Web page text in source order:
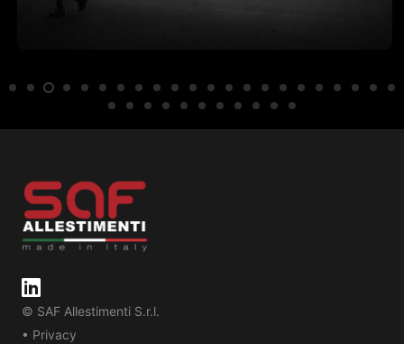
© SAF Allestimenti S.r.l.
• Privacy